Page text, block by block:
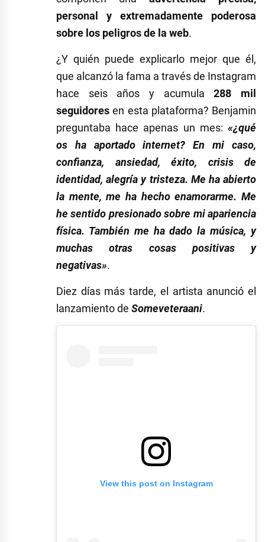
personal y extremadamente poderosa
sobre los peligros de la web.
¿Y quién puede explicarlo mejor que él,
que alcanzó la fama a través de Instagram
hace seis años y acumula288 mil
seguidores en esta plataforma? Benjamin
preguntaba hace apenas un mes: «¿qué
os ha aportado internet? En mi caso,
confianza, ansiedad, éxito, crisis de
identidad, alegría y tristeza. Me ha abierto
la mente, me ha hecho enamorarme. Me
he sentido presionado sobre mi apariencia
física. También me ha dado la música, y
muchas otras cosas positivas y
negativas».
Diez días más tarde, el artista anunció el
lanzamiento de Someveteraani.
View this post on Instagram